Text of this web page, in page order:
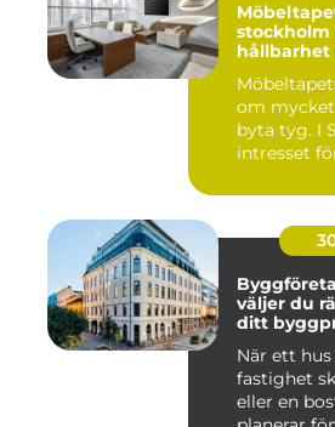
stockholm när hantverk,
hållbarhet
om
byta tyg. I
intresset
väljer du
ditt
När ett
fastighet
eller en